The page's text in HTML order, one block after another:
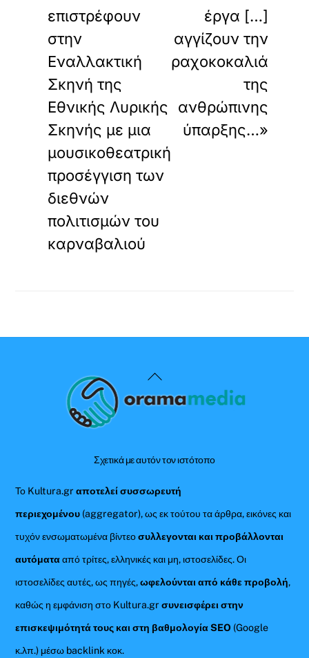
επιστρέφουν
στην
Εναλλακτική
Σκηνή της
Εθνικής Λυρικής
Σκηνής με μια
μουσικοθεατρική
προσέγγιση των
διεθνών
πολιτισμών του
καρναβαλιού
έργα […]
αγγίζουν την
ραχοκοκαλιά
της
ανθρώπινης
ύπαρξης…»
Back
To
Σχετικά με αυτόν τον ιστότοπο
Το Kultura.grαποτελεί συσσωρευτή
περιεχομένου (aggregator), ως εκ τούτου τα άρθρα, εικόνες και
τυχόν ενσωματωμένα βίντεοσυλλεγονται και προβάλλονται
αυτόματααπό τρίτες, ελληνικές και μη, ιστοσελίδες. Οι
ιστοσελίδες αυτές, ως πηγές,ωφελούνται από κάθε προβολή,
καθώς η εμφάνιση στο Kultura.gr συνεισφέρει στην
επισκεψιμότητά τους και στη βαθμολογία SEO (Google
κ.λπ.) μέσω backlink κοκ.